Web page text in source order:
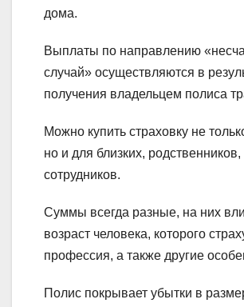
дома.
Выплаты по направлению
случай» осуществляются в
получения владельцем полиса
Можно купить страховку не
но и для близких,
сотрудников.
Суммы всегда разные, на них
возраст человека, которого
профессия, а также другие
Полис покрывает убытки в